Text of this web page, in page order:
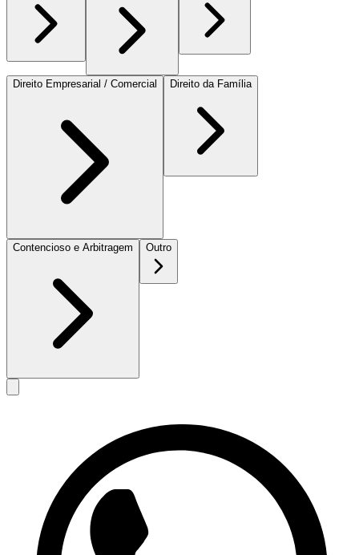
Direito Empresarial / Comercial Direito da Família
Contencioso e Arbitragem Outro